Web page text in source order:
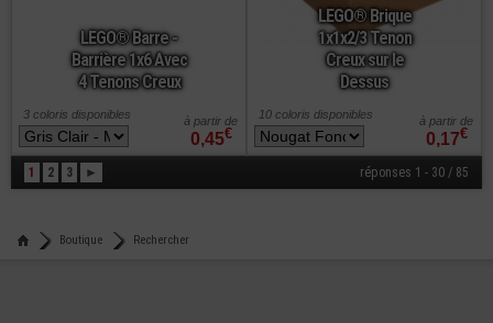
LEGO® Barre -
Barrière 1x6 Avec
4 Tenons Creux
0,45€
à partir de
3 coloris disponibles
LEGO® Brique
1x1x2/3 Tenon
Creux sur le
Dessus
0,17€
à partir de
10 coloris disponibles
1 2 3 ► réponses 1 - 30 / 85
Boutique Rechercher